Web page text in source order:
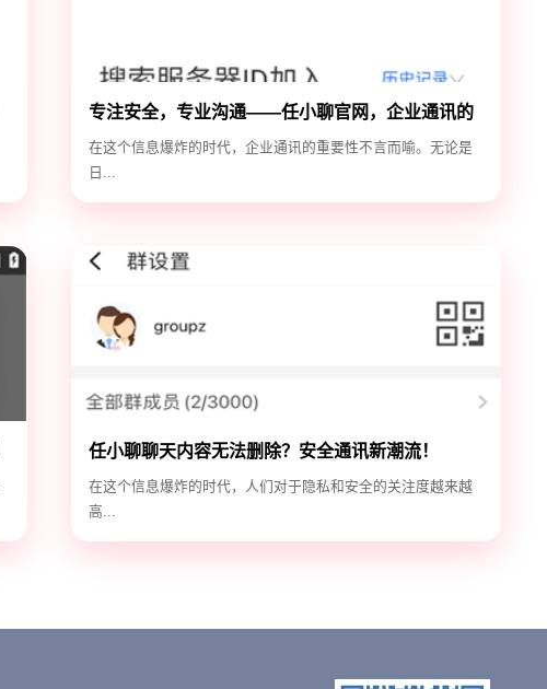
专注安全，专业沟通——任小聊官网，企业通讯的
安全守护神
在这个信息爆炸的时代，企业通讯的重要性不言而喻。无论是
日...
任小聊聊天内容无法删除？安全通讯新潮流！
在这个信息爆炸的时代，人们对于隐私和安全的关注度越来越
高...